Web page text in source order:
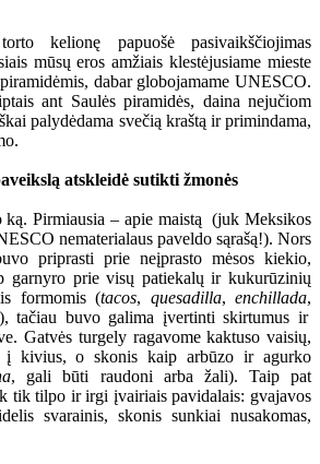
kelionę papuošė pasivaikščiojimas
mūsų eros amžiais klestėjusiame mieste
dabar globojamame UNESCO.
ant Saulės piramidės, daina nejučiom
palydėdama svečią kraštą ir primindama,
atskleidė sutikti žmonės
ką. Pirmiausia – apie maistą (juk Meksikos
nematerialaus paveldo sąrašą!). Nors
priprasti prie neįprasto mėsos kiekio,
garnyro prie visų patiekalų ir kukurūzinių
formomis (tacos, quesadilla, enchillada,
tačiau buvo galima įvertinti skirtumus ir
Gatvės turgely ragavome kaktuso vaisių,
į kivius, o skonis kaip arbūzo ir agurko
, gali būti raudoni arba žali). Taip pat
tik tilpo ir irgi įvairiais pavidalais: gvajavos
svarainis, skonis sunkiai nusakomas,